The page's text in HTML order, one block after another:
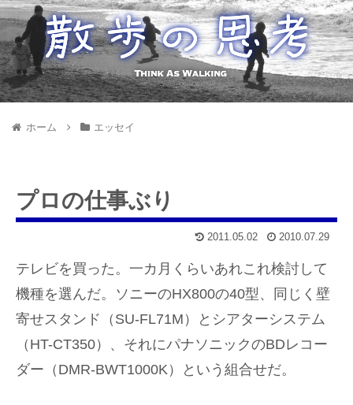
ホーム エッセイ
プロの仕事ぶり
2011.05.02 2010.07.29
テレビを買った。一カ月くらいあれこれ検討して
機種を選んだ。ソニーのHX800の40型、同じく壁
寄せスタンド（SU-FL71M）とシアターシステム
（HT-CT350）、それにパナソニックのBDレコー
ダー（DMR-BWT1000K）という組合せだ。